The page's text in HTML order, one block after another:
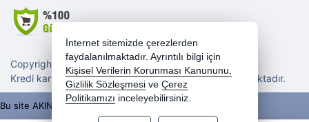
Copyright 2026 morotogrup.com - Tüm hakları saklıdır.
Kredi kartı bilgileriniz 256bit SSL sertifikası ile korunmaktadır.
Bu site AKINSOFT E-Ticaret ile hazırlanmıştır.
İnternet sitemizde çerezlerden
faydalanılmaktadır. Ayrıntılı bilgi için
Kişisel Verilerin Korunması Kanununu,
Gizlilik Sözleşmesi ve Çerez
Politikamızı inceleyebilirsiniz.